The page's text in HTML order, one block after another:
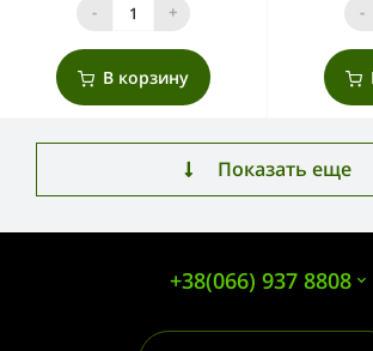
- +
В корзину
-
Показать еще
+38(066) 937 8808